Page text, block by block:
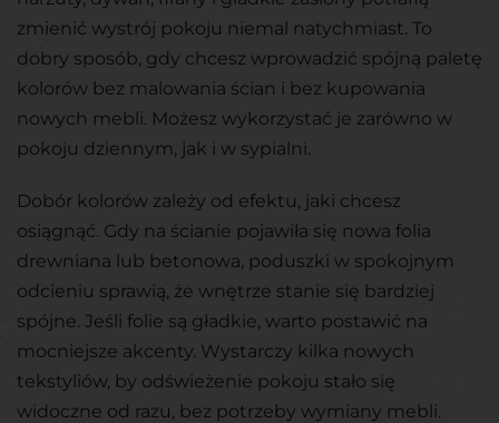
zmienić wystrój pokoju niemal natychmiast. To
dobry sposób, gdy chcesz wprowadzić spójną paletę
kolorów bez malowania ścian i bez kupowania
nowych mebli. Możesz wykorzystać je zarówno w
pokoju dziennym, jak i w sypialni.
Dobór kolorów zależy od efektu, jaki chcesz
osiągnąć. Gdy na ścianie pojawiła się nowa folia
drewniana lub betonowa, poduszki w spokojnym
odcieniu sprawią, że wnętrze stanie się bardziej
spójne. Jeśli folie są gładkie, warto postawić na
mocniejsze akcenty. Wystarczy kilka nowych
tekstyliów, by odświeżenie pokoju stało się
widoczne od razu, bez potrzeby wymiany mebli.